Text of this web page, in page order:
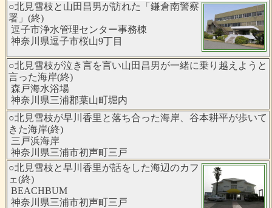
○北見雪枝と山田昌男が訪れた「鎌倉南警察
署」(終)
逗子市浄水管理センター事務棟
神奈川県逗子市桜山9丁目
○北見雪枝が泣き言を言い山田昌男が一緒に乗り越えようと
言った海岸(終)
森戸海水浴場
神奈川県三浦郡葉山町堀内
○北見雪枝が早川香里と落ち合った海岸、谷本耕平が歩いて
きた海岸(終)
三戸浜海岸
神奈川県三浦市初声町三戸
○北見雪枝と早川香里が話をした海辺のカフ
ェ(終)
BEACHBUM
神奈川県三浦市初声町三戸